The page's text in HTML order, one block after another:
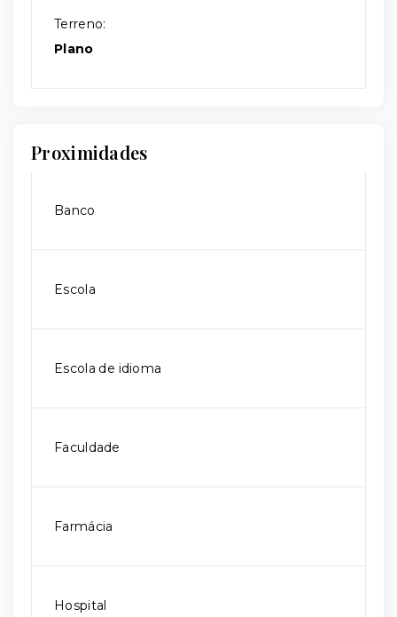
Terreno:
Plano
Proximidades
Banco
Escola
Escola de idioma
Faculdade
Farmácia
Hospital